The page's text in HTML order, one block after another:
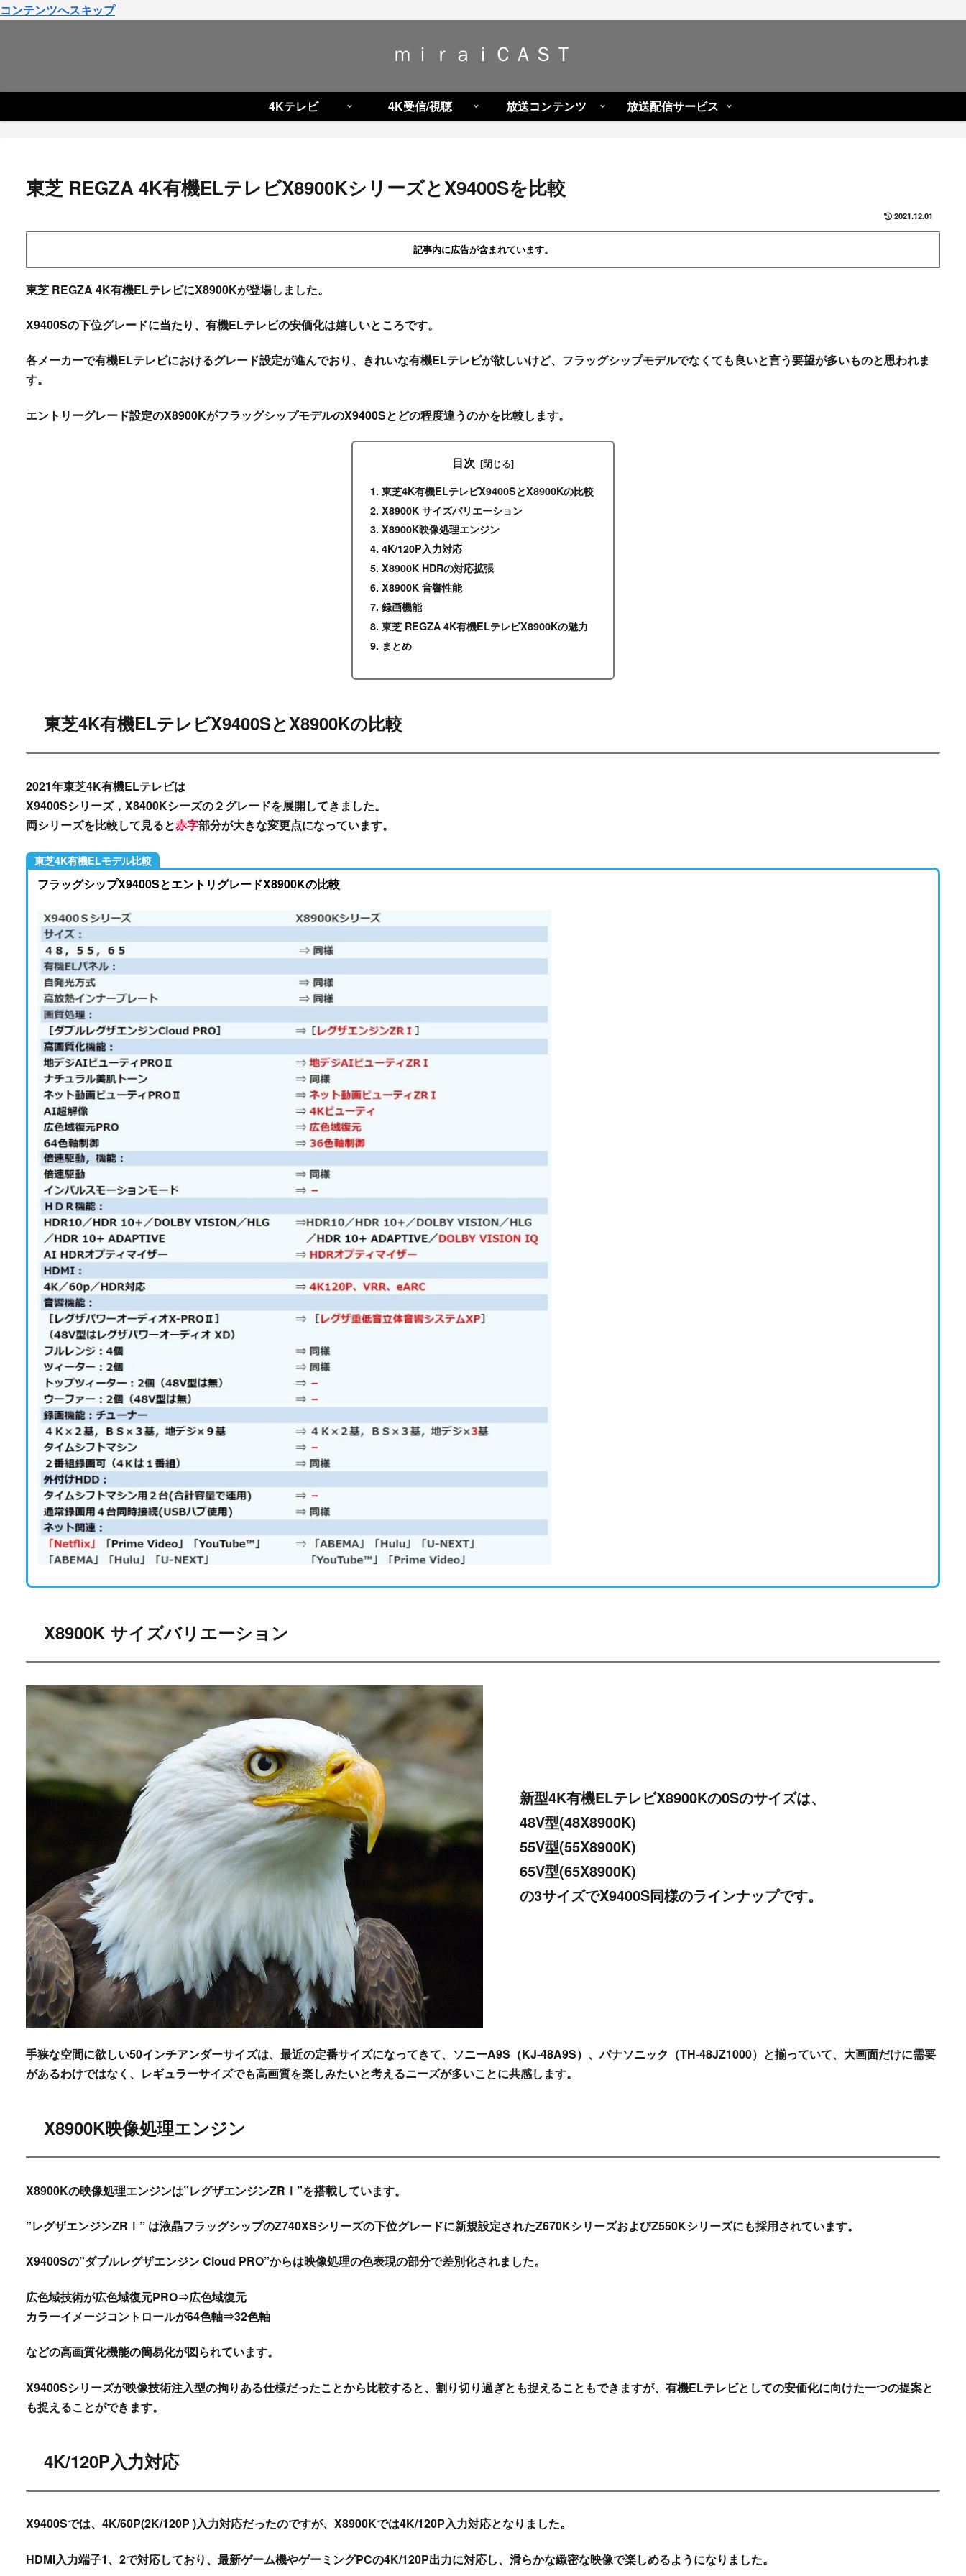
コンテンツへスキップ
ｍｉｒａｉＣＡＳＴ
4Kテレビ 4K受信/視聴 放送コンテンツ 放送配信サービス
東芝 REGZA 4K有機ELテレビX8900KシリーズとX9400Sを比較
2021.12.01
記事内に広告が含まれています。
東芝 REGZA 4K有機ELテレビにX8900Kが登場しました。
X9400Sの下位グレードに当たり、有機ELテレビの安価化は嬉しいところです。
各メーカーで有機ELテレビにおけるグレード設定が進んでおり、きれいな有機ELテレビが欲しいけど、フラッグシップモデルでなくても良いと言う要望が多いものと思われま
す。
エントリーグレード設定のX8900KがフラッグシップモデルのX9400Sとどの程度違うのかを比較します。
目次
東芝4K有機ELテレビX9400SとX8900Kの比較
X8900K サイズバリエーション
X8900K映像処理エンジン
4K/120P入力対応
X8900K HDRの対応拡張
X8900K 音響性能
録画機能
東芝 REGZA 4K有機ELテレビX8900Kの魅力
まとめ
東芝4K有機ELテレビX9400SとX8900Kの比較
2021年東芝4K有機ELテレビは
X9400Sシリーズ， X8400Kシーズの２グレードを展開してきました。
両シリーズを比較して見ると赤字部分が大きな変更点になっています。
東芝4K有機ELモデル比較
フラッグシップX9400SとエントリグレードX8900Kの比較
X8900K サイズバリエーション
新型4K有機ELテレビX8900Kの0Sのサイズは、
48V型(48X8900K)
55V型(55X8900K)
65V型(65X8900K)
の3サイズでX9400S同様のラインナップです。
手狭な空間に欲しい50インチアンダーサイズは、最近の定番サイズになってきて、ソニーA9S（KJ-48A9S）、パナソニック（TH-48JZ1000）と揃っていて、大画面だけに需要
があるわけではなく、 レギュラーサイズでも高画質を楽しみたいと考えるニーズが多いことに共感します。
X8900K映像処理エンジン
X8900Kの映像処理エンジンは”レグザエンジンZRⅠ ”を搭載しています。
”レグザエンジンZRⅠ ” は液晶フラッグシップのZ740XSシリーズの下位グレードに新規設定されたZ670KシリーズおよびZ550Kシリーズにも採用されています。
X9400Sの”ダブルレグザエンジン Cloud PRO”からは映像処理の色表現の部分で差別化されました。
広色域技術が広色域復元PRO⇒広色域復元
カラーイメージコントロールが64色軸⇒32色軸
などの高画質化機能の簡易化が図られています。
X9400Sシリーズが映像技術注入型の拘りある仕様だったことから比較すると、割り切り過ぎとも捉えることもできますが、有機ELテレビとしての安価化に向けた一つの提案と
も捉えることができます。
4K/120P入力対応
X9400Sでは、4K/60P(2K/120P )入力対応だったのですが、X8900Kでは4K/120P入力対応となりました。
HDMI入力端子1、2で対応しており、最新ゲーム機やゲーミングPCの4K/120P出力に対応し、滑らかな緻密な映像で楽しめるようになりました。